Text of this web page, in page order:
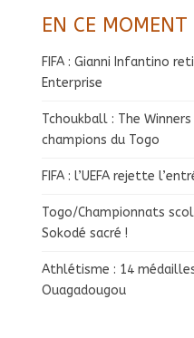
EN CE MOMENT
FIFA : Gianni Infantino
Enterprise
Tchoukball : The
champions du Togo
FIFA : l’UEFA rejette
Togo/Championnats
Sokodé sacré !
Athlétisme : 14
Ouagadougou